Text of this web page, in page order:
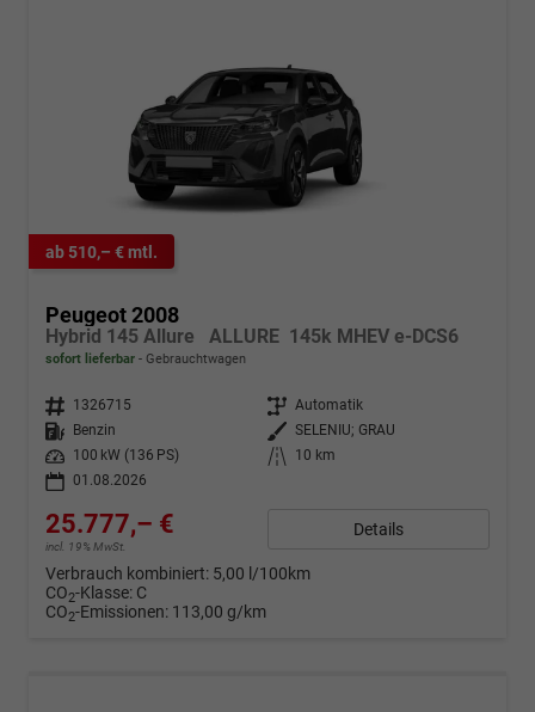
ab 510,– € mtl.
Peugeot 2008
Hybrid 145 Allure ALLURE 145k MHEV e-DCS6
sofort lieferbar Gebrauchtwagen
Fahrzeugnr. 1326715 Getriebe Automatik
Kraftstoff
Benzin Außenfarbe SELENIU; GRAU
Leistung
100 kW (136 PS) Kilometerstand
10 km
01.08.2026
25.777,– €
incl. 19% MwSt.
Details
Verbrauch kombiniert: 5,00 l/100km
CO2-Klasse: C
CO2-Emissionen: 113,00 g/km